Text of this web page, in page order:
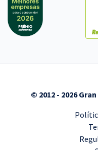
© 2012 - 2026